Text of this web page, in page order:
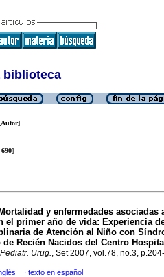
biblioteca
]
Mortalidad y enfermedades asociadas
el primer año de vida: Experiencia
de Atención al Niño con
Recién Nacidos del Centro
Urug., Set 2007, vol.78, no.3,
· texto en español